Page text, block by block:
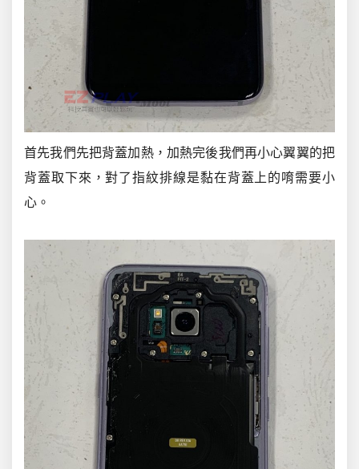
首先我們先把背蓋加熱，加熱完後我們再小心翼翼的把
背蓋取下來，對了指紋排線是黏在背蓋上的唷需要小
心。